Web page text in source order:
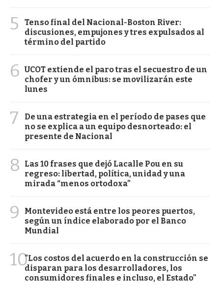
5
Tenso final del Nacional-Boston River:
discusiones, empujones y tres expulsados al
término del partido
6 UCOT extiende el paro tras el secuestro de un
chofer y un ómnibus: se movilizarán este
lunes
7
De una estrategia en el período de pases que
no se explica a un equipo desnorteado: el
presente de Nacional
8
Las 10 frases que dejó Lacalle Pou en su
regreso: libertad, política, unidad y una
mirada “menos ortodoxa”
9
Montevideo está entre los peores puertos,
según un índice elaborado por el Banco
Mundial
10"Los costos del acuerdo en la construcción se
disparan para los desarrolladores, los
consumidores finales e incluso, el Estado"